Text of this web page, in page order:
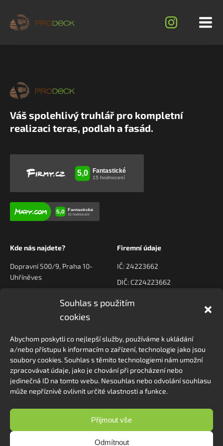
Souhlas s použitím
cookies
Abychom poskytli co nejlepší služby, používáme k ukládání
a/nebo přístupu k informacím o zařízení, technologie jako jsou
soubory cookies. Souhlas s těmito technologiemi nám umožní
zpracovávat údaje, jako je chování při procházení nebo
jedinečná ID na tomto webu. Nesouhlas nebo odvolání souhlasu
může nepříznivě ovlivnit určité vlastnosti a funkce.
Přijmout vše
Odmítnout
Váš spolehlivý truhlář pro kompletní
realizaci teras, podlah a fasád.
Kde nás najdete?
Dopravní 500/9, Praha 10-
Uhříněves
Firemní údaje
IČ: 24223662
DIČ: CZ24223662
Kontaktujte nás
+420 778 222 800
Navigace
O nás
Kontakt